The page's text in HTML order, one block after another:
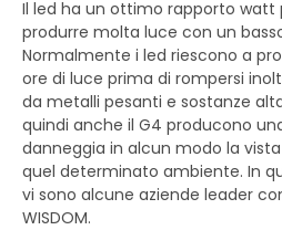
Il led ha un ottimo rapporto watt
produrre molta luce con un
Normalmente i led riescono a
ore di luce prima di rompersi
da metalli pesanti e sostanze
quindi anche il G4 producono
danneggia in alcun modo la
quel determinato ambiente. In
vi sono alcune aziende leader
WISDOM.